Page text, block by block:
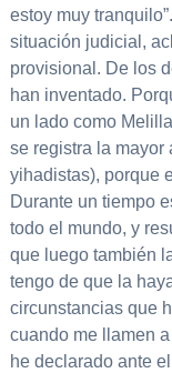
estoy muy
situación judicial,
provisional. De los
han inventado.
un lado como
se registra la mayor
yihadistas), porque
Durante un tiempo
todo el mundo, y
que luego también
tengo de que la
circunstancias que
cuando me llamen
he declarado ante